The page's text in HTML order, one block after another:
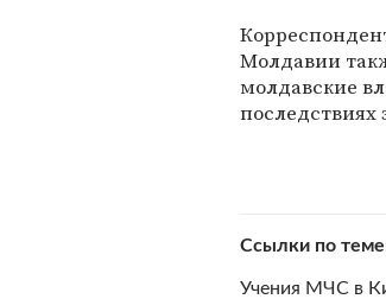
Молдавии
молдавские
последствиях
Ссылки по теме
Учения МЧС в